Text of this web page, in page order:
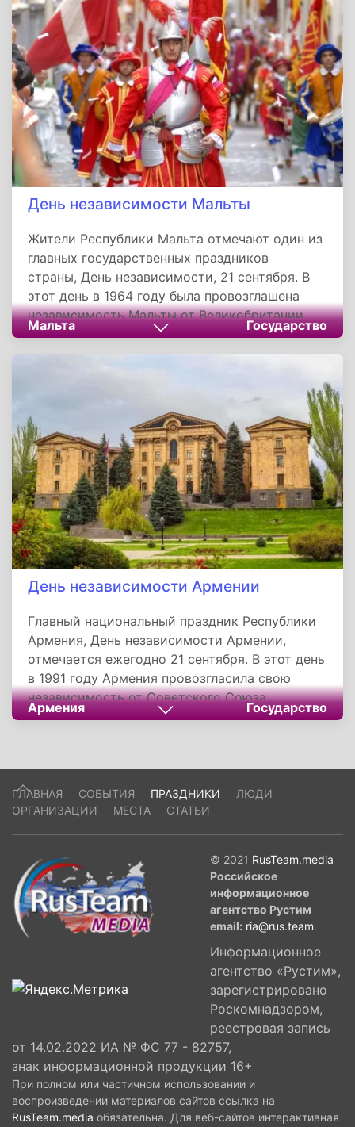
стали английские и шотландские пираты,
которые пытались вытеснить испанских
колонистов. В 1638 году на берегу реки Белиз
возникла первая английская колония.
День независимости Мальты
Жители Республики Мальта отмечают один из
главных государственных праздников
страны, День независимости, 21 сентября. В
этот день в 1964 году была провозглашена
независимость Мальты от Великобритании.
Мальта Государство
День независимости Армении
Главный национальный праздник Республики
Армения, День независимости Армении,
отмечается ежегодно 21 сентября. В этот день
в 1991 году Армения провозгласила свою
независимость от Советского Союза.
Армения Государство
ГЛАВНАЯ СОБЫТИЯ ПРАЗДНИКИ
ЛЮДИ
ОРГАНИЗАЦИИ
МЕСТА СТАТЬИ
© 2021 RusTeam.media
Российское
информационное
агентство Рустим
email: ria@rus.team.
Информационное
агентство «Рустим»,
зарегистрировано
Роскомнадзором,
реестровая запись
от 14.02.2022 ИА № ФС 77 - 82757,
знак информационной продукции 16+
При полном или частичном использовании и
воспроизведении материалов сайтов ссылка на
RusTeam.media обязательна. Для веб-сайтов интерактивная